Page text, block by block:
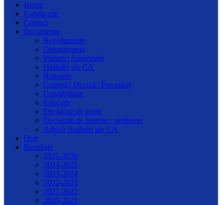
Istoric
Conducere
Contact
Documente
Regulamente
Organigrama
Planuri | Autorizații
Hotărâri ale CA
Rapoarte
Comisii | Decizii | Proceduri
Contabilitate
Educativ
Declarații de avere
Declarații de interese | profesori
Arhivă Hotărâri ale CA
Orar
Rezultate
2025-2026
2024-2025
2023-2024
2022-2023
2021-2022
2020-2021